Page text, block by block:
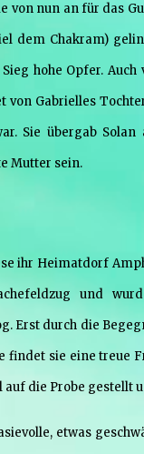
von nun an für das
dem Chakram)
hohe Opfer.
von Gabrielles
Sie übergab
Mutter sein.
ihr Heimatdorf
und
Erst durch die
findet sie eine treue
auf die Probe
etwas